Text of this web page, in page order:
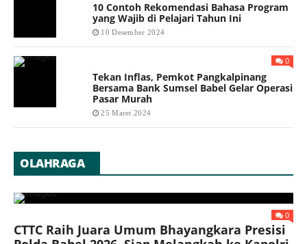
10 Contoh Rekomendasi Bahasa Program
yang Wajib di Pelajari Tahun Ini
10 Desember 2024
0
Tekan Inflas, Pemkot Pangkalpinang
Bersama Bank Sumsel Babel Gelar Operasi
Pasar Murah
25 Maret 2024
OLAHRAGA
0
CTTC Raih Juara Umum Bhayangkara Presisi